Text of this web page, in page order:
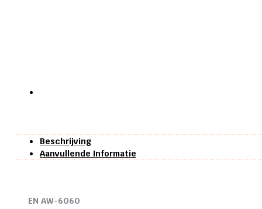
Beschrijving
Aanvullende Informatie
EN AW-6060